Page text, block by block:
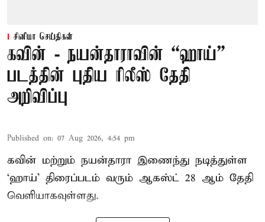
சினிமா செய்திகள்
கவின் - நயன்தாராவின் “ஹாய்”
படத்தின் புதிய ரிலீஸ் தேதி
அறிவிப்பு
Published on: 07 Aug 2026, 4:54 pm
கவின் மற்றும் நயன்தாரா இணைந்து நடித்துள்ள
‘ஹாய்’ திரைப்படம் வரும் ஆகஸ்ட் 28 ஆம் தேதி
வெளியாகவுள்ளது.